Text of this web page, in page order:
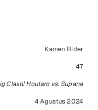
Kamen Rider
47
Clash! Houtaro vs. Supana
4 Agustus 2024